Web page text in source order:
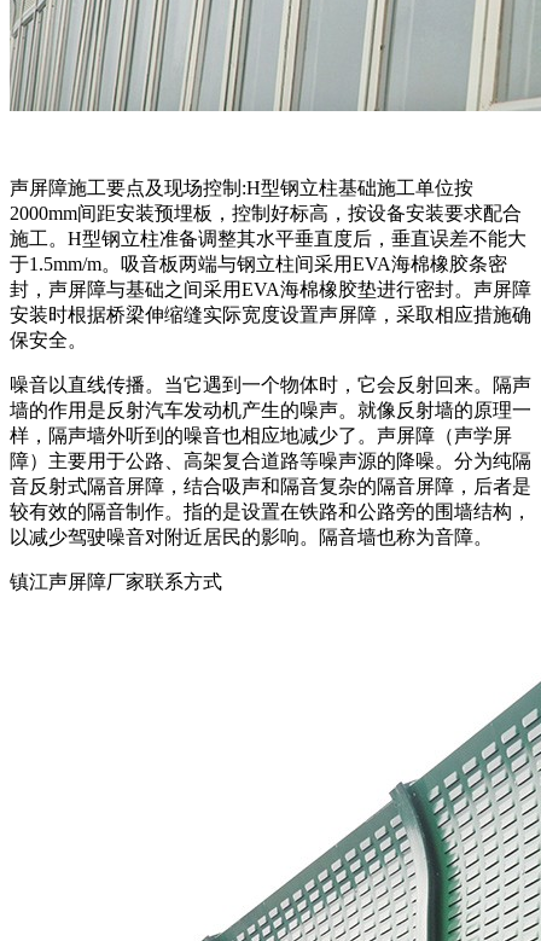
声屏障施工要点及现场控制:H型钢立柱基础施工单位按
2000mm间距安装预埋板，控制好标高，按设备安装要求配合
施工。H型钢立柱准备调整其水平垂直度后，垂直误差不能大
于1.5mm/m。吸音板两端与钢立柱间采用EVA海棉橡胶条密
封，声屏障与基础之间采用EVA海棉橡胶垫进行密封。声屏障
安装时根据桥梁伸缩缝实际宽度设置声屏障，采取相应措施确
保安全。
噪音以直线传播。当它遇到一个物体时，它会反射回来。隔声
墙的作用是反射汽车发动机产生的噪声。就像反射墙的原理一
样，隔声墙外听到的噪音也相应地减少了。声屏障（声学屏
障）主要用于公路、高架复合道路等噪声源的降噪。分为纯隔
音反射式隔音屏障，结合吸声和隔音复杂的隔音屏障，后者是
较有效的隔音制作。指的是设置在铁路和公路旁的围墙结构，
以减少驾驶噪音对附近居民的影响。隔音墙也称为音障。
镇江声屏障厂家联系方式